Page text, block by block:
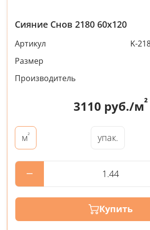
Сияние Снов 2180 60x120
Артикул
K-
Размер
Производитель
3110 руб./м²
м² упак.
Купить